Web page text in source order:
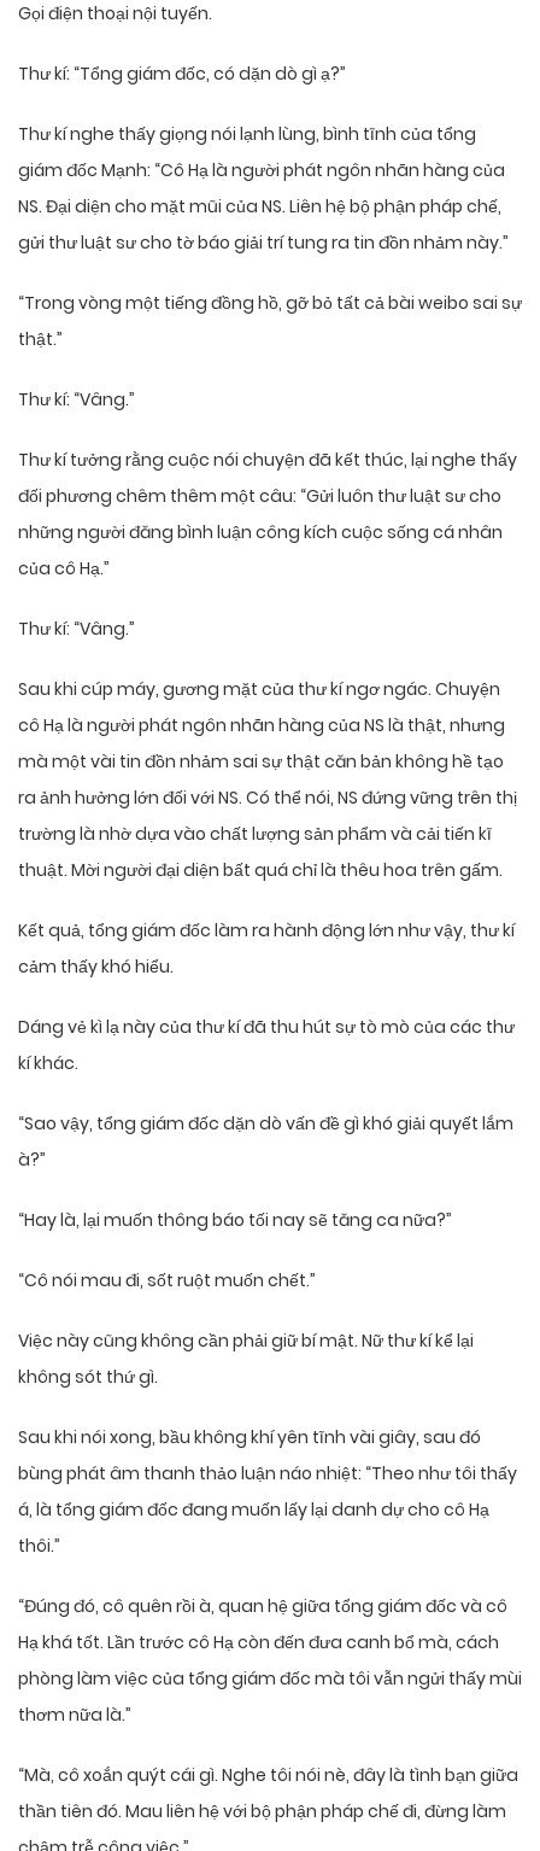
Gọi điện thoại nội tuyến.
Thư kí: “Tổng giám đốc, có dặn dò gì ạ?”
Thư kí nghe thấy giọng nói lạnh lùng, bình tĩnh của tổng
giám đốc Mạnh: “Cô Hạ là người phát ngôn nhãn hàng của
NS. Đại diện cho mặt mũi của NS. Liên hệ bộ phận pháp chế,
gửi thư luật sư cho tờ báo giải trí tung ra tin đồn nhảm này.”
“Trong vòng một tiếng đồng hồ, gỡ bỏ tất cả bài weibo sai sự
thật.”
Thư kí: “Vâng.”
Thư kí tưởng rằng cuộc nói chuyện đã kết thúc, lại nghe thấy
đối phương chêm thêm một câu: “Gửi luôn thư luật sư cho
những người đăng bình luận công kích cuộc sống cá nhân
của cô Hạ.”
Thư kí: “Vâng.”
Sau khi cúp máy, gương mặt của thư kí ngơ ngác. Chuyện
cô Hạ là người phát ngôn nhãn hàng của NS là thật, nhưng
mà một vài tin đồn nhảm sai sự thật căn bản không hề tạo
ra ảnh hưởng lớn đối với NS. Có thể nói, NS đứng vững trên thị
trường là nhờ dựa vào chất lượng sản phẩm và cải tiến kĩ
thuật. Mời người đại diện bất quá chỉ là thêu hoa trên gấm.
Kết quả, tổng giám đốc làm ra hành động lớn như vậy, thư kí
cảm thấy khó hiểu.
Dáng vẻ kì lạ này của thư kí đã thu hút sự tò mò của các thư
kí khác.
“Sao vậy, tổng giám đốc dặn dò vấn đề gì khó giải quyết lắm
à?”
“Hay là, lại muốn thông báo tối nay sẽ tăng ca nữa?”
“Cô nói mau đi, sốt ruột muốn chết.”
Việc này cũng không cần phải giữ bí mật. Nữ thư kí kể lại
không sót thứ gì.
Sau khi nói xong, bầu không khí yên tĩnh vài giây, sau đó
bùng phát âm thanh thảo luận náo nhiệt: “Theo như tôi thấy
á, là tổng giám đốc đang muốn lấy lại danh dự cho cô Hạ
thôi.”
“Đúng đó, cô quên rồi à, quan hệ giữa tổng giám đốc và cô
Hạ khá tốt. Lần trước cô Hạ còn đến đưa canh bổ mà, cách
phòng làm việc của tổng giám đốc mà tôi vẫn ngửi thấy mùi
thơm nữa là.”
“Mà, cô xoắn quýt cái gì. Nghe tôi nói nè, đây là tình bạn giữa
thần tiên đó. Mau liên hệ với bộ phận pháp chế đi, đừng làm